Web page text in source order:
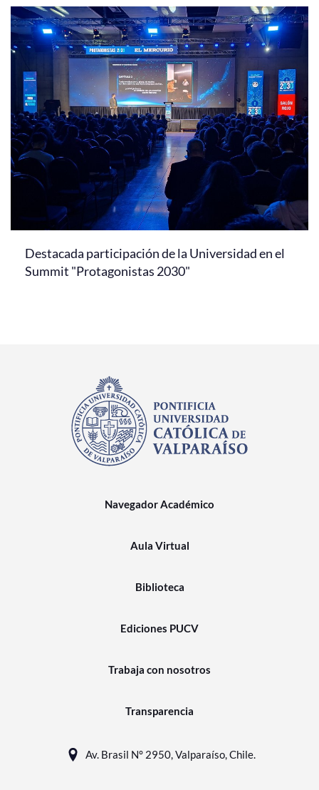
Destacada participación de la Universidad en el
Summit "Protagonistas 2030"
Navegador Académico
Aula Virtual
Biblioteca
Ediciones PUCV
Trabaja con nosotros
Transparencia
Av. Brasil N° 2950, Valparaíso, Chile.